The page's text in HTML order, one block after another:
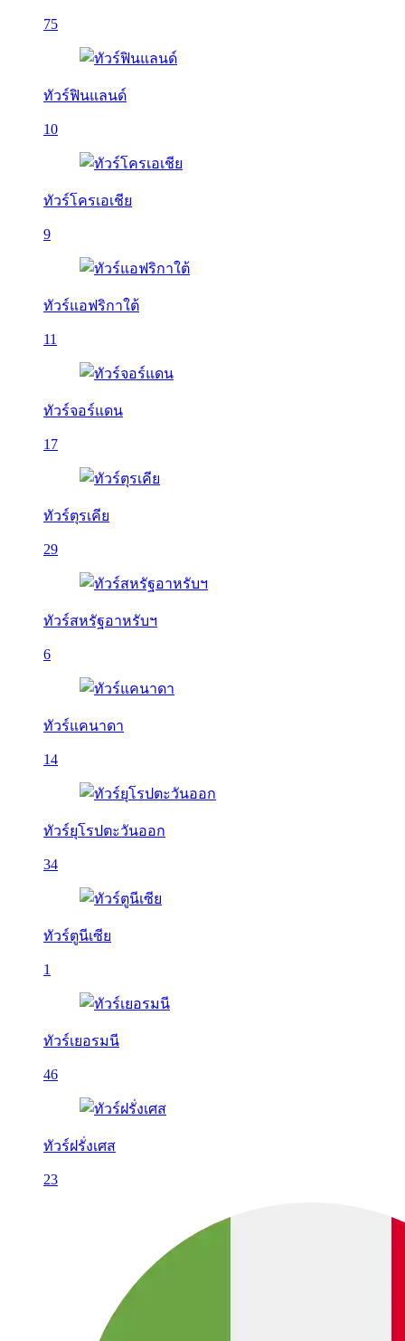
75
ทัวร์ฟินแลนด์
10
ทัวร์โครเอเชีย
9
ทัวร์แอฟริกาใต้
11
ทัวร์จอร์แดน
17
ทัวร์ตุรเคีย
29
ทัวร์สหรัฐอาหรับฯ
6
ทัวร์แคนาดา
14
ทัวร์ยุโรปตะวันออก
34
ทัวร์ตูนีเซีย
1
ทัวร์เยอรมนี
46
ทัวร์ฝรั่งเศส
23